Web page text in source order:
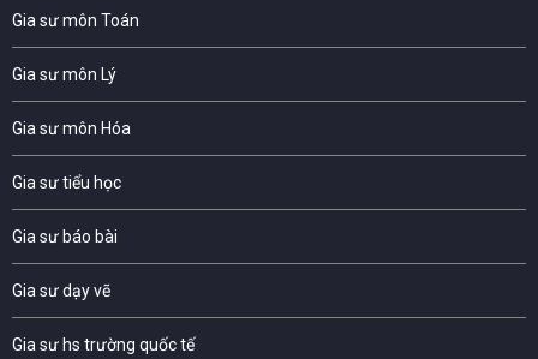
Gia sư môn Toán
Gia sư môn Lý
Gia sư môn Hóa
Gia sư tiểu học
Gia sư báo bài
Gia sư dạy vẽ
Gia sư hs trường quốc tế